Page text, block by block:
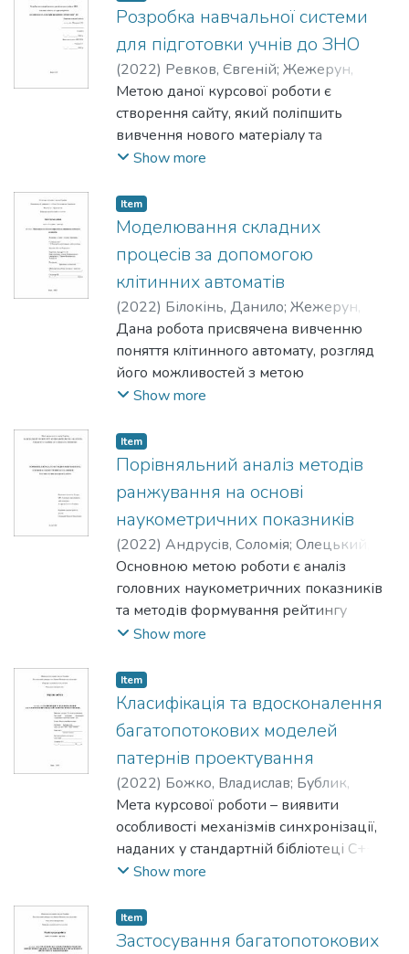
решітки КА, та як моделі змінюють
параметри решітки для власних потреб.
У другому розділі розглянуті
характеристики агентів КА, та як моделі
використовують, додають або
змінюють ці характеристики.
Розробка навчальної системи
для підготовки учнів до ЗНО
(2022) Ревков, Євгеній; Жежерун,
Олександр
Метою даної курсової роботи є
створення сайту, який поліпшить
вивчення нового матеріалу та
підготовку до ЗНО для учнів старших
Show more
Item
Моделювання складних
процесів за допомогою
клітинних автоматів
(2022) Білокінь, Данило; Жежерун,
Олександр
Дана робота присвячена вивченню
поняття клітинного автомату, розгляд
його можливостей з метою
моделювання складних процесів та
використано методи науково-
методологічного аналізу підручників,
наукових статей, монографій; синтез;
порівняння та узагальнення
теоретичних положень. У роботі
аналізується сучасний стан питання,
пояснюються основні теоретичні
відомості клітинних автоматів, підходи,
їхня класифікація та детально
описується на прикладі Гра Життя,
вирішення за допомогою моделювання
складних процесів та використання
клітинних автоматів.
Show more
Item
Порівняльний аналіз методів
ранжування на основі
наукометричних показників
(2022) Андрусів, Соломія; Олецький,
Олексій
Основною метою роботи є аналіз
головних наукометричних показників
та методів формування рейтингу
науковця на їх основі. У роботі буде
індекс Хірша та PageRank.
Show more
Item
Класифікація та вдосконалення
багатопотокових моделей
патернів проектування
(2022) Божко, Владислав; Бублик,
Володимир
Мета курсової роботи – виявити
особливості механізмів синхронізації,
наданих у стандартній бібліотеці C++ та
вдосконалити з їх допомогою
проектування.
Show more
Item
Застосування багатопотокових